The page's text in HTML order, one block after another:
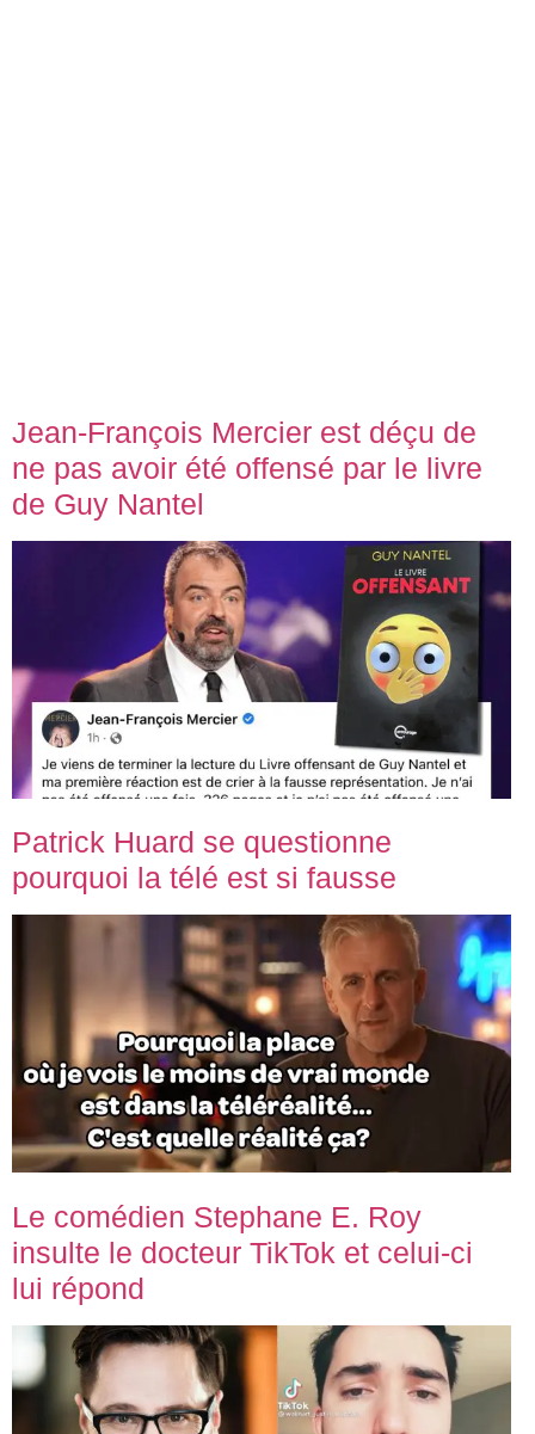
Jean-François Mercier est déçu de
ne pas avoir été offensé par le livre
de Guy Nantel
Patrick Huard se questionne
pourquoi la télé est si fausse
Le comédien Stephane E. Roy
insulte le docteur TikTok et celui-ci
lui répond